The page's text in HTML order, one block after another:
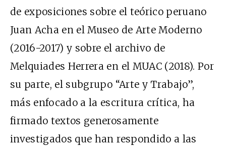
de exposiciones sobre el teórico peruano
Juan Acha en el Museo de Arte Moderno
(2016-2017) y sobre el archivo de
Melquiades Herrera en el MUAC (2018). Por
su parte, el subgrupo “Arte y Trabajo”,
más enfocado a la escritura crítica, ha
firmado textos generosamente
investigados que han respondido a las